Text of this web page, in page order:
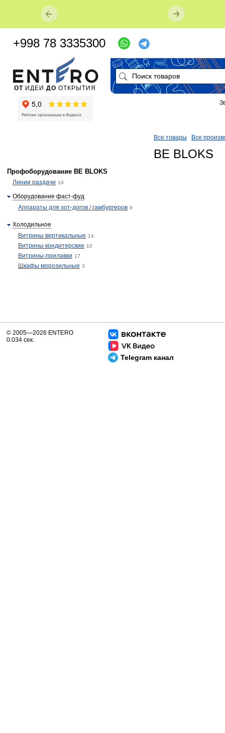
Все товары Все
BE BLOKS
Профоборудование BE BLOKS
Линии раздачи 10
Оборудование фаст-фуд
Аппараты для хот-догов / гамбургеров 8
Холодильное
Витрины вертикальные 14
Витрины кондитерские 10
Витрины-прилавки 17
Шкафы морозильные 3
ОТ ИДЕИ ДО ОТКРЫТИЯ
+998 78 3335300
Telegram канал
© 2005—2026 ENTERO
0.034 сек.